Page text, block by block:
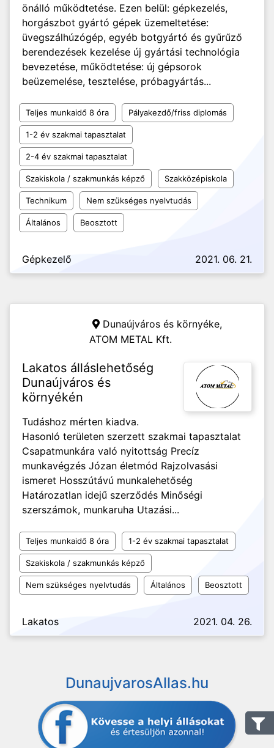
önálló működtetése. Ezen belül: gépkezelés,
horgászbot gyártó gépek üzemeltetése:
üvegszálhúzógép, egyéb botgyártó és gyűrűző
berendezések kezelése új gyártási technológia
bevezetése, működtetése: új gépsorok
beüzemelése, tesztelése, próbagyártás...
Teljes munkaidő 8 óra Pályakezdő/friss diplomás
1-2 év szakmai tapasztalat
2-4 év szakmai tapasztalat
Szakiskola / szakmunkás képző Szakközépiskola
Technikum Nem szükséges nyelvtudás
Általános Beosztott
Gépkezelő 2021. 06. 21.
Dunaújváros és környéke,
ATOM METAL Kft.
Lakatos álláslehetőség
Dunaújváros és
környékén
Tudáshoz mérten kiadva.
Hasonló területen szerzett szakmai tapasztalat
Csapatmunkára való nyitottság Precíz
munkavégzés Józan életmód Rajzolvasási
ismeret Hosszútávú munkalehetőség
Határozatlan idejű szerződés Minőségi
szerszámok, munkaruha Utazási...
Teljes munkaidő 8 óra 1-2 év szakmai tapasztalat
Szakiskola / szakmunkás képző
Nem szükséges nyelvtudás Általános Beosztott
Lakatos 2021. 04. 26.
DunaujvarosAllas.hu